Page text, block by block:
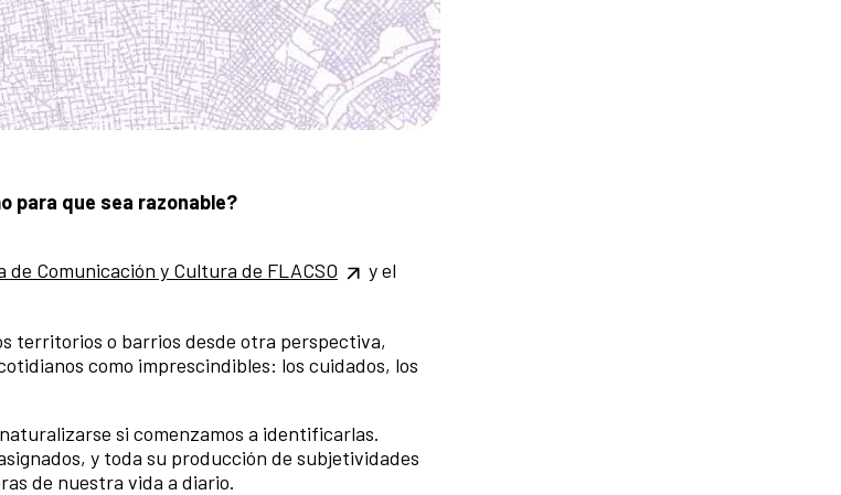
para que sea razonable?
de Comunicación y Cultura de FLACSO
y el
territorios o barrios desde otra perspectiva,
como imprescindibles: los cuidados, los
si comenzamos a identificarlas.
y toda su producción de subjetividades
de nuestra vida a diario.